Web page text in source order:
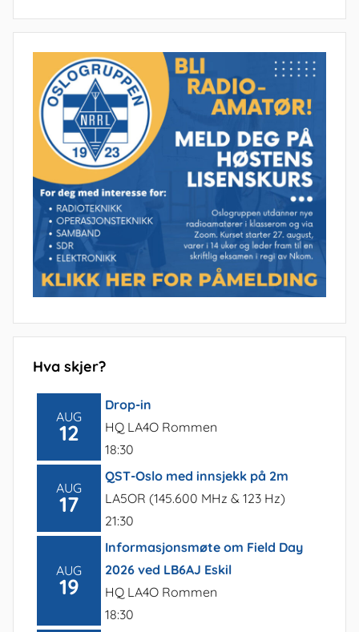
Hva skjer?
AUG
12
Drop-in
HQ LA4O Rommen
18:30
AUG
17
QST-Oslo med innsjekk på 2m
LA5OR (145.600 MHz & 123 Hz)
21:30
AUG
19
Informasjonsmøte om Field Day
2026 ved LB6AJ Eskil
HQ LA4O Rommen
18:30